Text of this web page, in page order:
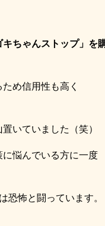
ちゃんストップ」を
め信用性も高く
いていました（笑）
悩んでいる方に一度
恐怖と闘っています。